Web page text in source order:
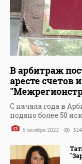
В арбитраж
аресте счетов
С начала года в
подано более 50
5 октября 2022